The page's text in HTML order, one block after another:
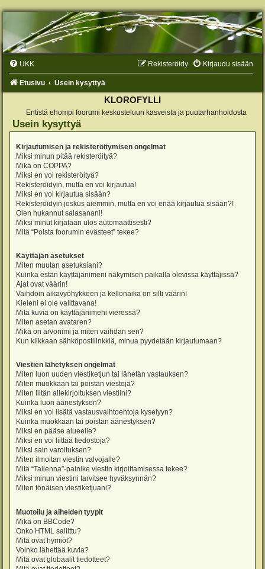
UKK Kirjaudu sisään
Rekisteröidy
Etusivu Usein kysyttyä
KLOROFYLLI
Entistä ehompi foorumi keskusteluun kasveista ja puutarhanhoidosta
Usein kysyttyä
Kirjautumisen ja rekisteröitymisen ongelmat
Miksi minun pitää rekisteröityä?
Mikä on COPPA?
Miksi en voi rekisteröityä?
Rekisteröidyin, mutta en voi kirjautua!
Miksi en voi kirjautua sisään?
Rekisteröidyin joskus aiemmin, mutta en voi enää kirjautua sisään?!
Olen hukannut salasanani!
Miksi minut kirjataan ulos automaattisesti?
Mitä “Poista foorumin evästeet” tekee?
Käyttäjän asetukset
Miten muutan asetuksiani?
Kuinka estän käyttäjänimeni näkymisen paikalla olevissa käyttäjissä?
Ajat ovat väärin!
Vaihdoin aikavyöhykkeen ja kellonaika on silti väärin!
Kieleni ei ole valittavana!
Mitä kuvia on käyttäjänimeni vieressä?
Miten asetan avataren?
Mikä on arvonimi ja miten vaihdan sen?
Kun klikkaan sähköpostilinkkiä, minua pyydetään kirjautumaan?
Viestien lähetyksen ongelmat
Miten luon uuden viestiketjun tai lähetän vastauksen?
Miten muokkaan tai poistan viestejä?
Miten liitän allekirjoituksen viestiini?
Kuinka luon äänestyksen?
Miksi en voi lisätä vastausvaihtoehtoja kyselyyn?
Kuinka muokkaan tai poistan äänestyksen?
Miksi en pääse alueelle?
Miksi en voi liittää tiedostoja?
Miksi sain varoituksen?
Miten ilmoitan viestin valvojalle?
Mitä “Tallenna”-painike viestin kirjoittamisessa tekee?
Miksi minun viestini tarvitsee hyväksynnän?
Miten tönäisen viestiketjuani?
Muotoilu ja aiheiden tyypit
Mikä on BBCode?
Onko HTML sallittu?
Mitä ovat hymiöt?
Voinko lähettää kuvia?
Mitä ovat globaalit tiedotteet?